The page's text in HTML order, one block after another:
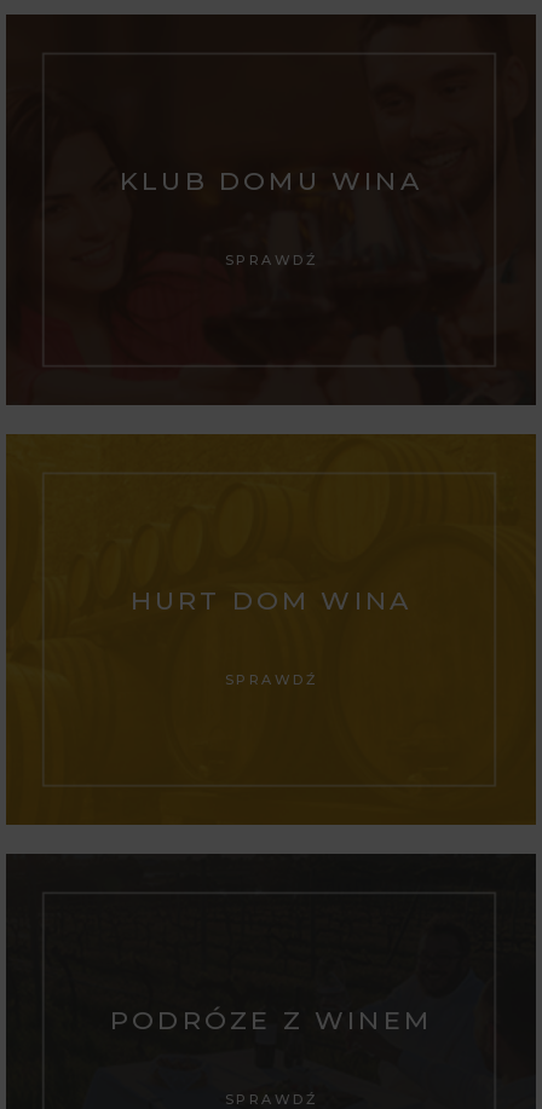
KLUB DOMU WINA
SPRAWDŹ
HURT DOM WINA
SPRAWDŹ
PODRÓZE Z WINEM
SPRAWDŹ